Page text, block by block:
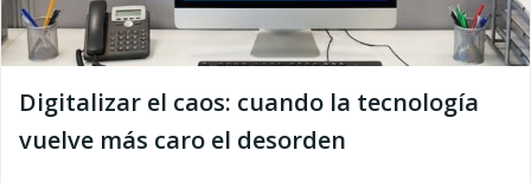
Digitalizar el caos: cuando la tecnología
vuelve más caro el desorden